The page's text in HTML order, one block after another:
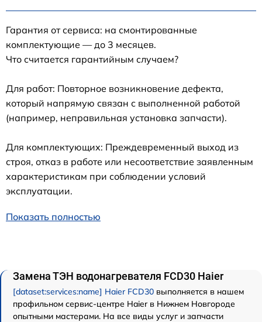
Гарантия от сервиса: на смонтированные
комплектующие — до 3 месяцев.
Что считается гарантийным случаем?
Для работ: Повторное возникновение дефекта,
который напрямую связан с выполненной работой
(например, неправильная установка запчасти).
Для комплектующих: Преждевременный выход из
строя, отказ в работе или несоответствие заявленным
характеристикам при соблюдении условий
эксплуатации.
Показать полностью
Замена ТЭН водонагревателя FCD30 Haier
[dataset:services:name] Haier FCD30 выполняется в нашем
профильном сервис-центре Haier в Нижнем Новгороде
опытными мастерами. На все виды услуг и запчасти